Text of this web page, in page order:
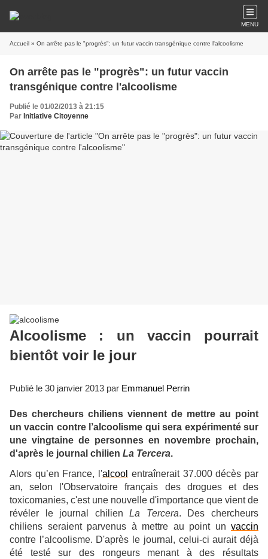
MENU
Accueil » On arrête pas le "progrès": un futur vaccin transgénique contre l'alcoolisme
On arrête pas le "progrès": un futur vaccin
transgénique contre l'alcoolisme
Publié le 01/02/2013 à 21:15
Par Initiative Citoyenne
Alcoolisme : un vaccin pourrait
bientôt voir le jour
Publié le 30 janvier 2013 par Emmanuel Perrin
Des chercheurs chiliens viennent de mettre au point
un vaccin contre l’alcoolisme qui sera expérimenté sur
une vingtaine de personnes en novembre prochain,
d'après le journal chilien La Tercera.
Alors qu’en France, l'alcool entraînerait 37.000 décès par
an, selon l'Observatoire français des drogues et des
toxicomanies, c'est une nouvelle d'importance que vient de
révéler le journal chilienLa Tercera. Des chercheurs
chiliens seraient parvenus à mettre au point un vaccin
contre l’alcoolisme. D'après le journal, celui-ci aurait déjà
été testé sur des rongeurs menant à des résultats